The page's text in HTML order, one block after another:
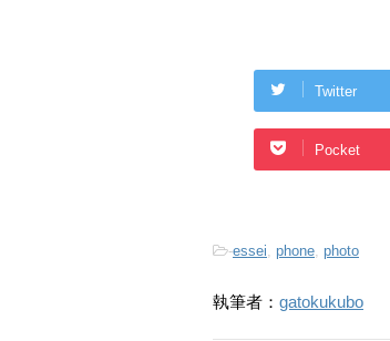
Twitter
Pocket
-essei, phone, photo
執筆者： gatokukubo